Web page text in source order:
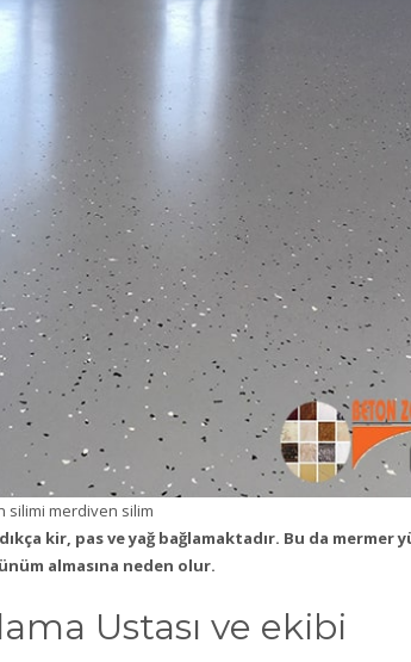
silimi merdiven silim
kir, pas ve yağ bağlamaktadır. Bu da mermer
almasına neden olur.
Ustası ve ekibi